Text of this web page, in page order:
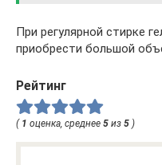
При регулярной стирке
приобрести большой
Рейтинг
( 1 оценка, среднее 5 из 5 )